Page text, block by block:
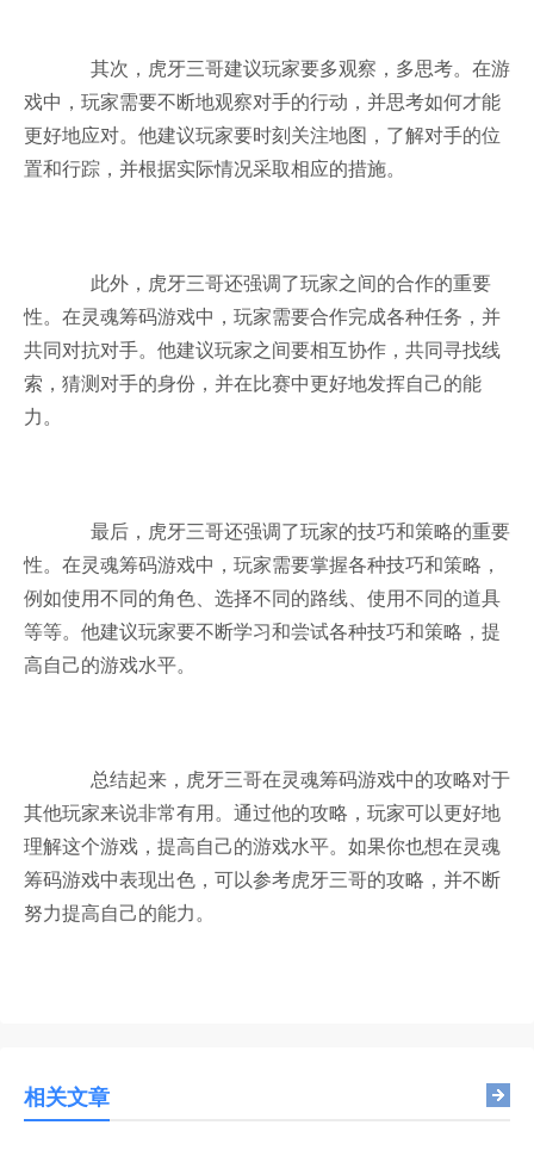
其次，虎牙三哥建议玩家要多观察，多思考。在游
戏中，玩家需要不断地观察对手的行动，并思考如何才能
更好地应对。他建议玩家要时刻关注地图，了解对手的位
置和行踪，并根据实际情况采取相应的措施。
此外，虎牙三哥还强调了玩家之间的合作的重要
性。在灵魂筹码游戏中，玩家需要合作完成各种任务，并
共同对抗对手。他建议玩家之间要相互协作，共同寻找线
索，猜测对手的身份，并在比赛中更好地发挥自己的能
力。
最后，虎牙三哥还强调了玩家的技巧和策略的重要
性。在灵魂筹码游戏中，玩家需要掌握各种技巧和策略，
例如使用不同的角色、选择不同的路线、使用不同的道具
等等。他建议玩家要不断学习和尝试各种技巧和策略，提
高自己的游戏水平。
总结起来，虎牙三哥在灵魂筹码游戏中的攻略对于
其他玩家来说非常有用。通过他的攻略，玩家可以更好地
理解这个游戏，提高自己的游戏水平。如果你也想在灵魂
筹码游戏中表现出色，可以参考虎牙三哥的攻略，并不断
努力提高自己的能力。
相关文章